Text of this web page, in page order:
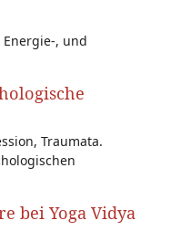
, und
Traumata.
bei Yoga Vidya